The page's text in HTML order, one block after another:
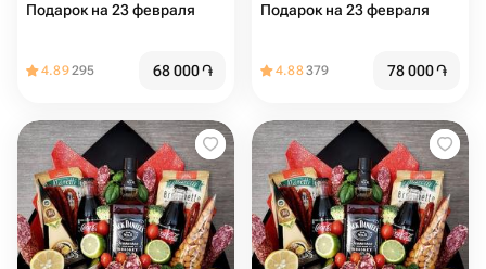
Подарок на 23 февраля
4.89295 68 000֏
Подарок на 23 февраля
4.88379 78 000֏